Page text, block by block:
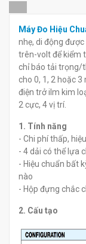
0đ
Máy Đo Hiệu
nhẹ, di động
trên-volt để kiểm
chỉ báo tải trọng/
cho 0, 1, 2 hoặc
điện trở ilm kim
2 cực, 4 vị trí.
1. Tính năng
- Chi phí thấp,
- 4 dải có thể lựa
- Hiệu chuẩn bất
nào
- Hộp đựng chắc
2. Cấu tạo